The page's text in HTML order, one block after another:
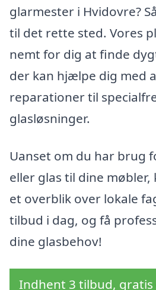
glarmester i Hvidovre?
til det rette sted. Vores
nemt for dig at finde
der kan hjælpe dig med
reparationer til
glasløsninger.
Uanset om du har brug
eller glas til dine
et overblik over lokale
tilbud i dag, og få
dine glasbehov!
Indhent 3 tilbud, gratis